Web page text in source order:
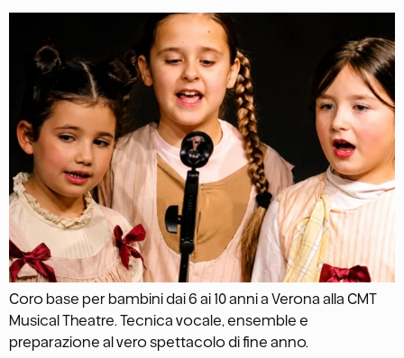
Coro base per bambini dai 6 ai 10 anni a Verona alla CMT
Musical Theatre. Tecnica vocale, ensemble e
preparazione al vero spettacolo di fine anno.